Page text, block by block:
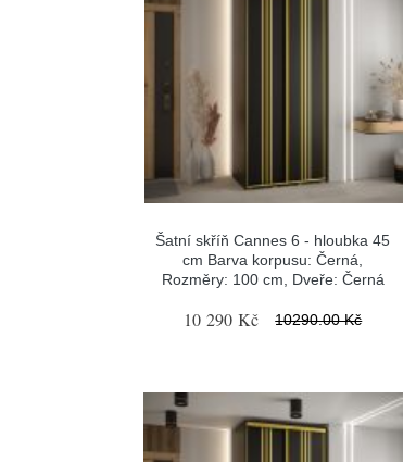
Šatní skříň Cannes 6 - hloubka 45
cm Barva korpusu: Černá,
Rozměry: 100 cm, Dveře: Černá
10 290 Kč 10290.00 Kč